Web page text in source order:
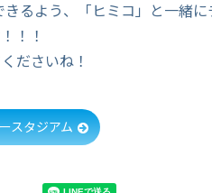
るよう、「ヒミコ」と一緒に
！！
ださいね！
スタジアム